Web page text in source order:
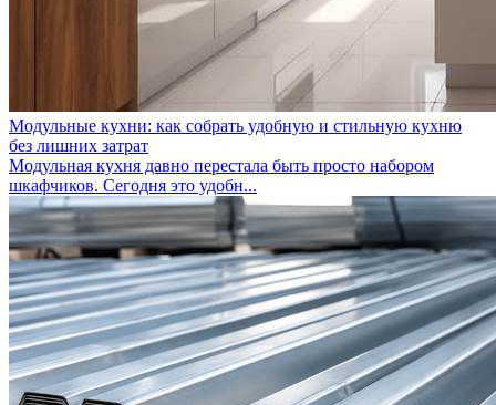
Модульные кухни: как собрать удобную и стильную кухню
без лишних затрат
Модульная кухня давно перестала быть просто набором
шкафчиков. Сегодня это удобн...